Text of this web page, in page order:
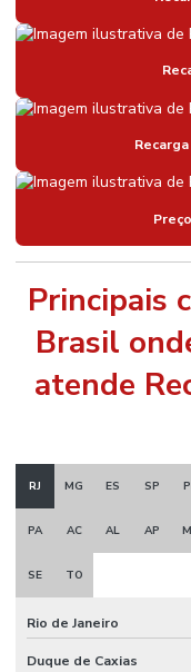
Principais
Brasil
atende
RJ MG ES SP
PA AC AL AP
SE TO
Rio de Janeiro
Duque de Caxias